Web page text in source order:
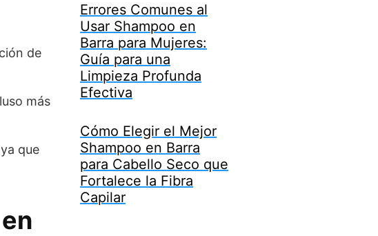
de
más
que
Errores Comunes al
Usar Shampoo en
Barra para Mujeres:
Guía para una
Limpieza Profunda
Efectiva
Cómo Elegir el Mejor
Shampoo en Barra
para Cabello Seco que
Fortalece la Fibra
Capilar